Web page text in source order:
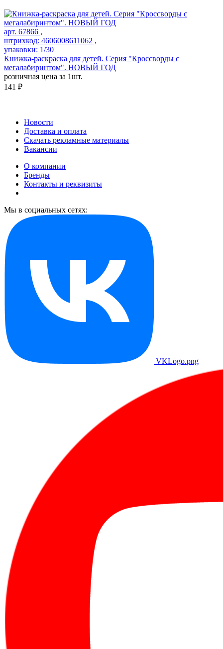
арт. 67866 ,
штрихкод: 4606008611062 ,
упаковки: 1/30
Книжка-раскраска для детей. Серия "Кроссворды с
мегалабиринтом". НОВЫЙ ГОД
розничная цена за 1шт.
141 ₽
Новости
Доставка и оплата
Скачать рекламные материалы
Вакансии
О компании
Бренды
Контакты и реквизиты
Мы в социальных сетях:
VKLogo.png